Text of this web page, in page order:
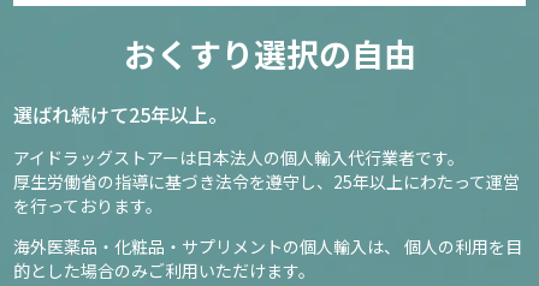
おくすり選択の自由
選ばれ続けて25年以上。
アイドラッグストアーは日本法人の個人輸入代行業者です。
厚生労働省の指導に基づき法令を遵守し、 25年以上にわたって運営
を行っております。
海外医薬品・化粧品・サプリメントの個人輸入は、
個人の利用を目
的とした場合のみご利用いただけます。